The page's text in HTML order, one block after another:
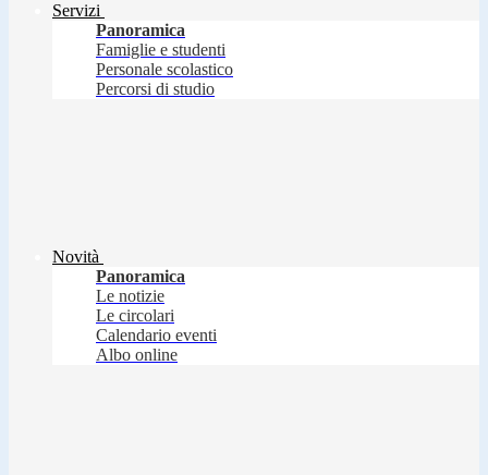
Servizi
Panoramica
Famiglie e studenti
Personale scolastico
Percorsi di studio
Novità
Panoramica
Le notizie
Le circolari
Calendario eventi
Albo online